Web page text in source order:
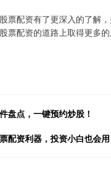
票配资有了更深入的了解
票配资的道路上取得更多
盘点，一键预约炒股！
配资利器，投资小白也会用